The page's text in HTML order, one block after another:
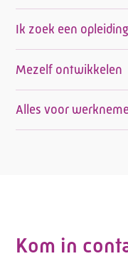
Ik zoek een opleiding
Mezelf ontwikkelen
Alles voor
Kom in